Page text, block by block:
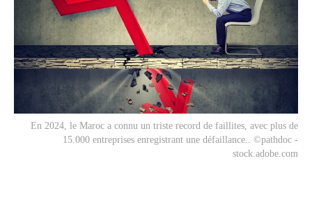
En 2024, le Maroc a connu un triste record de faillites, avec plus de
15.000 entreprises enregistrant une défaillance.. ©pathdoc -
stock.adobe.com